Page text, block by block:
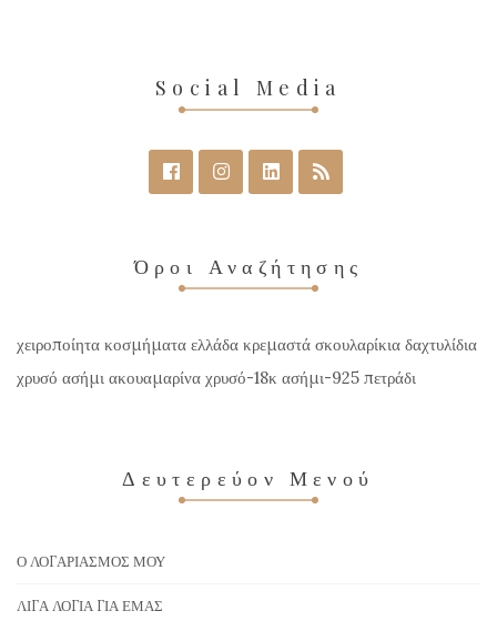
Social Media
Όροι Αναζήτησης
χειροποίητα κοσμήματα ελλάδα κρεμαστά σκουλαρίκια δαχτυλίδια
χρυσό ασήμι ακουαμαρίνα χρυσό-18κ ασήμι-925 πετράδι
Δευτερεύον Μενού
Ο ΛΟΓΑΡΙΑΣΜΌΣ ΜΟΥ
ΛΊΓΑ ΛΌΓΙΑ ΓΙΑ ΕΜΆΣ